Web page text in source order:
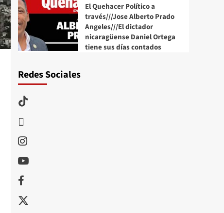
El Quehacer Político a
través///Jose Alberto Prado
Angeles///El dictador
nicaragüense Daniel Ortega
tiene sus días contados
Redes Sociales
TikTok
Instagram
Youtube
Facebook
X